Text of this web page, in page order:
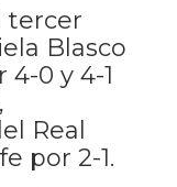
tercer
Blasco
0 y 4-1
Real
por 2-1.